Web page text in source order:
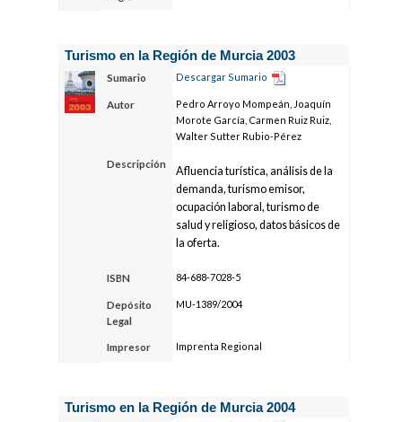
Turismo en la Región de Murcia 2003
Sumario Descargar Sumario
Autor
Pedro Arroyo Mompeán, Joaquín
Morote García, Carmen Ruiz Ruiz,
Walter Sutter Rubio-Pérez
Descripción
Afluencia turística, análisis de la
demanda, turismo emisor,
ocupación laboral, turismo de
salud y religioso, datos básicos de
la oferta.
ISBN 84-688-7028-5
Depósito
Legal
MU-1389/2004
Impresor Imprenta Regional
Turismo en la Región de Murcia 2004